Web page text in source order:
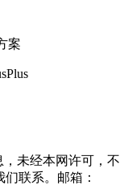
案
，未经本网许可，不
联系。邮箱：